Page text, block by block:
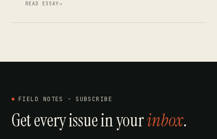
READ ESSAY→
FIELD NOTES - SUBSCRIBE
Get every issue in yourinbox.